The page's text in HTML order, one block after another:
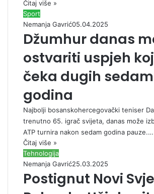
Čitaj više »
Sport
Nemanja Gavrić05.04.2025
Džumhur danas
ostvariti uspjeh
čeka dugih sedam
godina
Najbolji bosanskohercegovački teniser
trenutno 65. igrač svijeta, danas može
ATP turnira nakon sedam godina pauze.…
Čitaj više »
Tehnologija
Nemanja Gavrić25.03.2025
Postignut Novi